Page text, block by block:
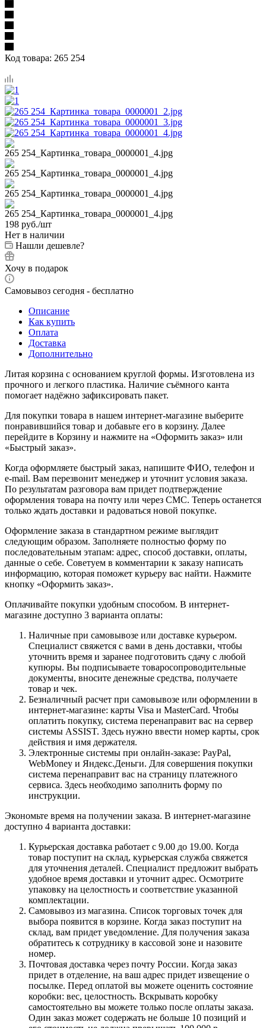
Код товара: 265 254
198 руб./шт
Нет в наличии
Нашли дешевле?
Хочу в подарок
Самовывоз сегодня - бесплатно
Описание
Как купить
Оплата
Доставка
Дополнительно
Литая корзина с основанием круглой формы. Изготовлена из
прочного и легкого пластика. Наличие съёмного канта
помогает надёжно зафиксировать пакет.
Для покупки товара в нашем интернет-магазине выберите
понравившийся товар и добавьте его в корзину. Далее
перейдите в Корзину и нажмите на «Оформить заказ» или
«Быстрый заказ».
Когда оформляете быстрый заказ, напишите ФИО, телефон и
e-mail. Вам перезвонит менеджер и уточнит условия заказа.
По результатам разговора вам придет подтверждение
оформления товара на почту или через СМС. Теперь останется
только ждать доставки и радоваться новой покупке.
Оформление заказа в стандартном режиме выглядит
следующим образом. Заполняете полностью форму по
последовательным этапам: адрес, способ доставки, оплаты,
данные о себе. Советуем в комментарии к заказу написать
информацию, которая поможет курьеру вас найти. Нажмите
кнопку «Оформить заказ».
Оплачивайте покупки удобным способом. В интернет-
магазине доступно 3 варианта оплаты:
Наличные при самовывозе или доставке курьером.
Специалист свяжется с вами в день доставки, чтобы
уточнить время и заранее подготовить сдачу с любой
купюры. Вы подписываете товаросопроводительные
документы, вносите денежные средства, получаете
товар и чек.
Безналичный расчет при самовывозе или оформлении в
интернет-магазине: карты Visa и MasterCard. Чтобы
оплатить покупку, система перенаправит вас на сервер
системы ASSIST. Здесь нужно ввести номер карты, срок
действия и имя держателя.
Электронные системы при онлайн-заказе: PayPal,
WebMoney и Яндекс.Деньги. Для совершения покупки
система перенаправит вас на страницу платежного
сервиса. Здесь необходимо заполнить форму по
инструкции.
Экономьте время на получении заказа. В интернет-магазине
доступно 4 варианта доставки:
Курьерская доставка работает с 9.00 до 19.00. Когда
товар поступит на склад, курьерская служба свяжется
для уточнения деталей. Специалист предложит выбрать
удобное время доставки и уточнит адрес. Осмотрите
упаковку на целостность и соответствие указанной
комплектации.
Самовывоз из магазина. Список торговых точек для
выбора появится в корзине. Когда заказ поступит на
склад, вам придет уведомление. Для получения заказа
обратитесь к сотруднику в кассовой зоне и назовите
номер.
Почтовая доставка через почту России. Когда заказ
придет в отделение, на ваш адрес придет извещение о
посылке. Перед оплатой вы можете оценить состояние
коробки: вес, целостность. Вскрывать коробку
самостоятельно вы можете только после оплаты заказа.
Один заказ может содержать не больше 10 позиций и